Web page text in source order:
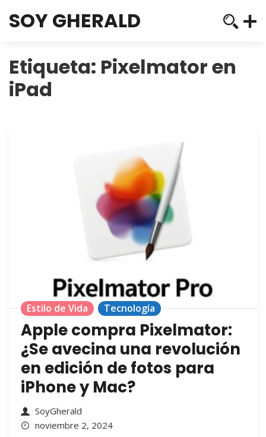
SOY GHERALD
Etiqueta: Pixelmator en
iPad
Estilo de Vida Tecnología
Apple compra Pixelmator:
¿Se avecina una revolución
en edición de fotos para
iPhone y Mac?
SoyGherald
noviembre 2, 2024